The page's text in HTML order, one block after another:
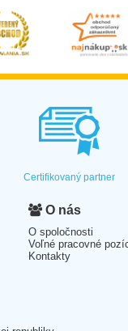
Certifikovaný partner
O nás
O spoločnosti
Voľné pracovné
Kontakty